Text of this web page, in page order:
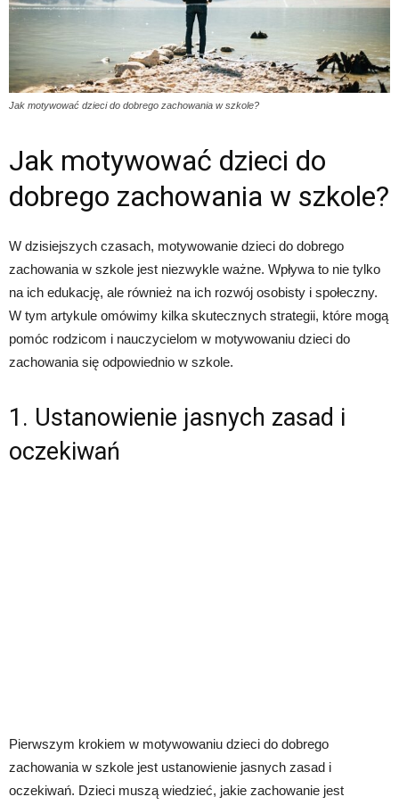
Jak motywować dzieci do dobrego zachowania w szkole?
Jak motywować dzieci do
dobrego zachowania w szkole?
W dzisiejszych czasach, motywowanie dzieci do dobrego
zachowania w szkole jest niezwykle ważne. Wpływa to nie tylko
na ich edukację, ale również na ich rozwój osobisty i społeczny.
W tym artykule omówimy kilka skutecznych strategii, które mogą
pomóc rodzicom i nauczycielom w motywowaniu dzieci do
zachowania się odpowiednio w szkole.
1. Ustanowienie jasnych zasad i
oczekiwań
Pierwszym krokiem w motywowaniu dzieci do dobrego
zachowania w szkole jest ustanowienie jasnych zasad i
oczekiwań. Dzieci muszą wiedzieć, jakie zachowanie jest